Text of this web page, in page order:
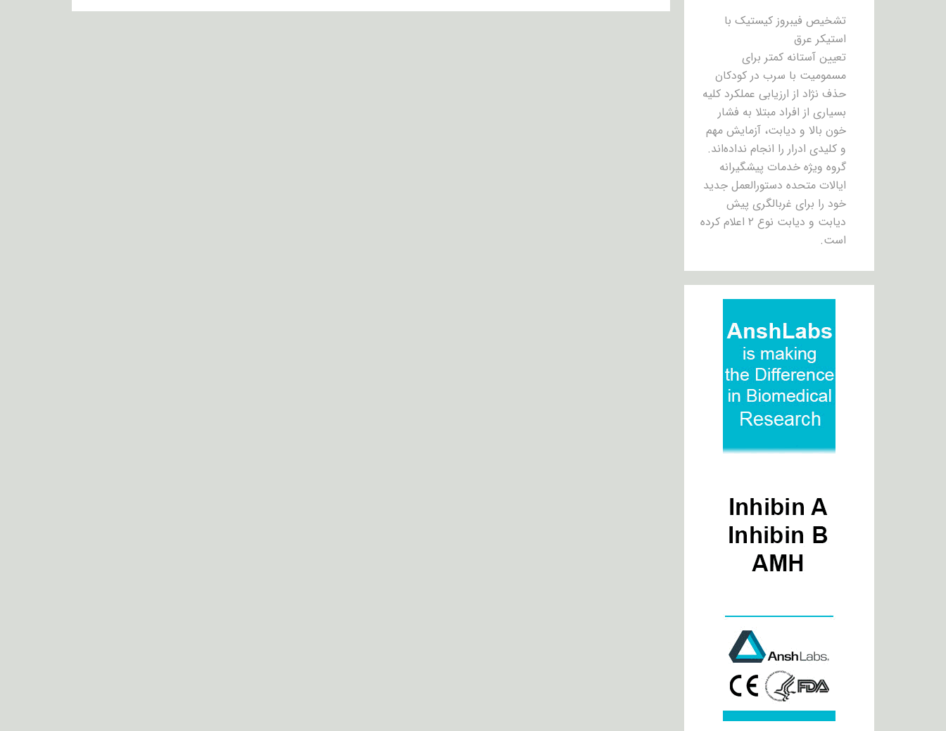
تشخیص فیبروز کیستیک با
استیکر عرق
تعیین آستانه کمتر برای
مسمومیت با سرب در کودکان
حذف نژاد از ارزیابی عملکرد کلیه
بسیاری از افراد مبتلا به فشار
خون بالا و دیابت، آزمایش مهم
و کلیدی ادرار را انجام نداده‌اند.
گروه ویژه خدمات پیشگیرانه
ایالات متحده دستورالعمل جدید
خود را برای غربالگری پیش
دیابت و دیابت نوع ۲ اعلام کرده
است.